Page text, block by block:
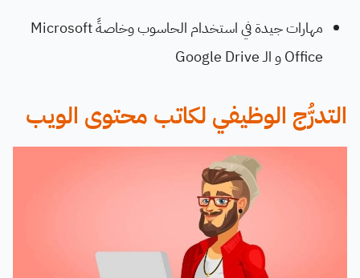
مهارات جيدة في استخدام الحاسوب وخاصةً Microsoft
Office و الـ Google Drive
التدرُّج الوظيفي لكاتب محتوى الويب